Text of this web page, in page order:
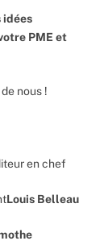
idées
PME et
nous !
en chef
Louis Belleau